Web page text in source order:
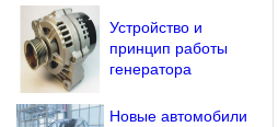
Устройство и
принцип работы
генератора
Новые автомобили